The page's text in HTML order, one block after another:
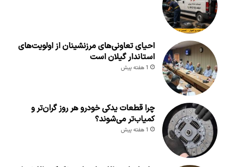
احیای تعاونی‌های مرزنشینان از اولویت‌های
استاندار گیلان است
1 هفته پیش
چرا قطعات یدکی خودرو هر روز گران‌تر و
کمیاب‌تر می‌شوند؟
1 هفته پیش